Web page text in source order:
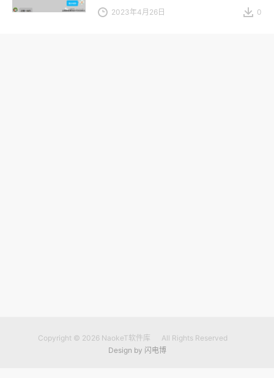
2023年4月26日 0
Copyright © 2026 NaokeT软件库
All Rights Reserved
Design by 闪电博